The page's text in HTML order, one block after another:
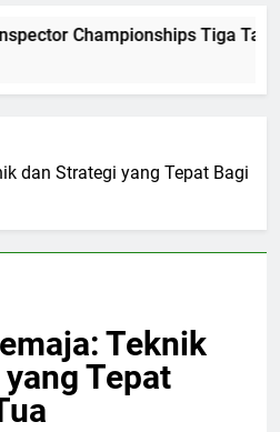
Championships Tiga Tahun
dan Strategi yang Tepat Bagi
Teknik
Tepat